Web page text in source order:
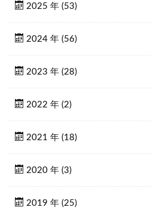
2025 年 (53)
2024 年 (56)
2023 年 (28)
2022 年 (2)
2021 年 (18)
2020 年 (3)
2019 年 (25)